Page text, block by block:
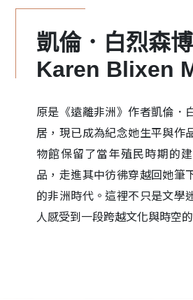
凱倫．白烈森
Karen Blixen
原是《遠離非洲》作者凱倫．
居，現已成為紀念她生平與作
物館保留了當年殖民時期的
品，走進其中彷彿穿越回她筆
的非洲時代。這裡不只是文學
人感受到一段跨越文化與時空